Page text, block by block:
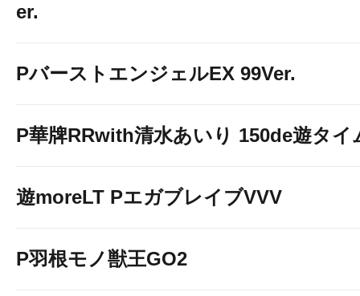
er.
PバーストエンジェルEX 99Ver.
P華牌RRwith清水あいり 150de遊タイ
遊moreLT PエガブレイブVVV
P羽根モノ獣王GO2